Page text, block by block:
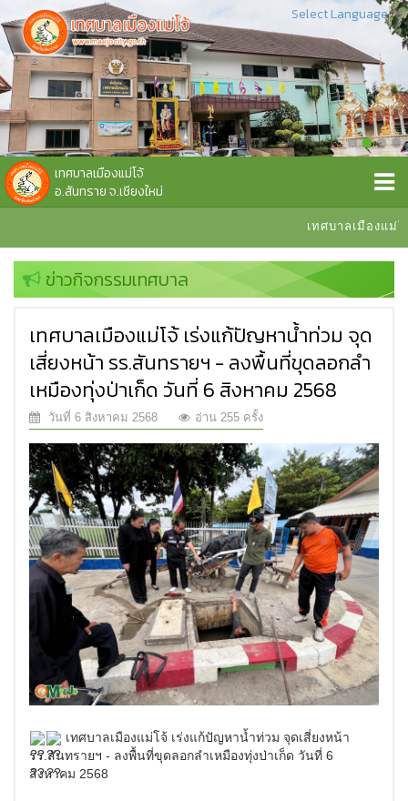
เทศบาลเมืองแม่โจ้
อ.สันทราย จ.เชียงใหม่
เทศบาลเมืองแม่โจ้ยินดีต้อนรับ
Select Language▼
ข่าวกิจกรรมเทศบาล
เทศบาลเมืองแม่โจ้ เร่งแก้ปัญหาน้ำท่วม จุด
เสี่ยงหน้า รร.สันทรายฯ - ลงพื้นที่ขุดลอกลำ
เหมืองทุ่งป่าเก็ด วันที่ 6 สิงหาคม 2568
วันที่ 6 สิงหาคม 2568 อ่าน 255 ครั้ง
เทศบาลเมืองแม่โจ้ เร่งแก้ปัญหาน้ำท่วม จุดเสี่ยงหน้า
รร.สันทรายฯ - ลงพื้นที่ขุดลอกลำเหมืองทุ่งป่าเก็ด วันที่ 6
สิงหาคม 2568